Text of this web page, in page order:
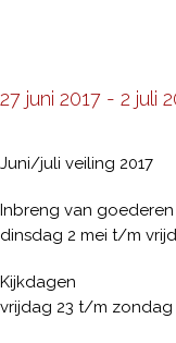
27 juni 2017 - 2 juli
Juni/juli veiling 2017
Inbreng van goederen
dinsdag 2 mei t/m
Kijkdagen
vrijdag 23 t/m zondag